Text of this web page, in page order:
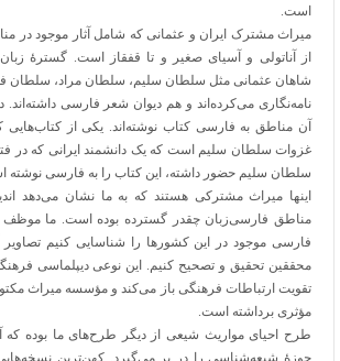
است.
میراث مشترک ایران و عثمانی که شامل آثار موجود در
از آناتولی و آسیای صغیر و تا قفقاز است. گسترۀ
شاهان عثمانی مثل سلطان سلیم، سلطان مراد، سلطان
نامه‌نگاری می‌کرده‌اند و هم دیوان شعر فارسی داشته‌اند.
آن مناطق به فارسی کتاب نوشته‌اند. یکی از کتاب‌هایی
غزوات سلطان سلیم است که یک دانشمند ایرانی که در
سلطان سلیم حضور داشته، این کتاب را به فارسی نوشته
اینها میراث مشترکی هستند که به ما نشان می‌دهد
مناطق فارسی‌زبان چقدر گسترده بوده است. ما
فارسی موجود در این کشورها را شناسایی کنیم تصاویر
محققین تحقیق و تصحیح کنیم. این نوعی دیپلماسی
تقویت ارتباطات فرهنگی باز می‌کند و مؤسسه میراث
مؤثری برداشته است.
طرح احیای مواریث شیعی از دیگر طرح‌های ما بوده که